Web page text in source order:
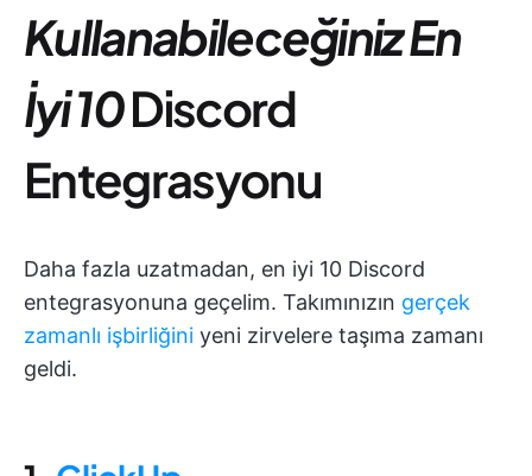
Kullanabileceğiniz En
İyi 10Discord
Entegrasyonu
Daha fazla uzatmadan, en iyi 10 Discord
entegrasyonuna geçelim. Takımınızın gerçek
zamanlı işbirliğini yeni zirvelere taşıma zamanı
geldi.